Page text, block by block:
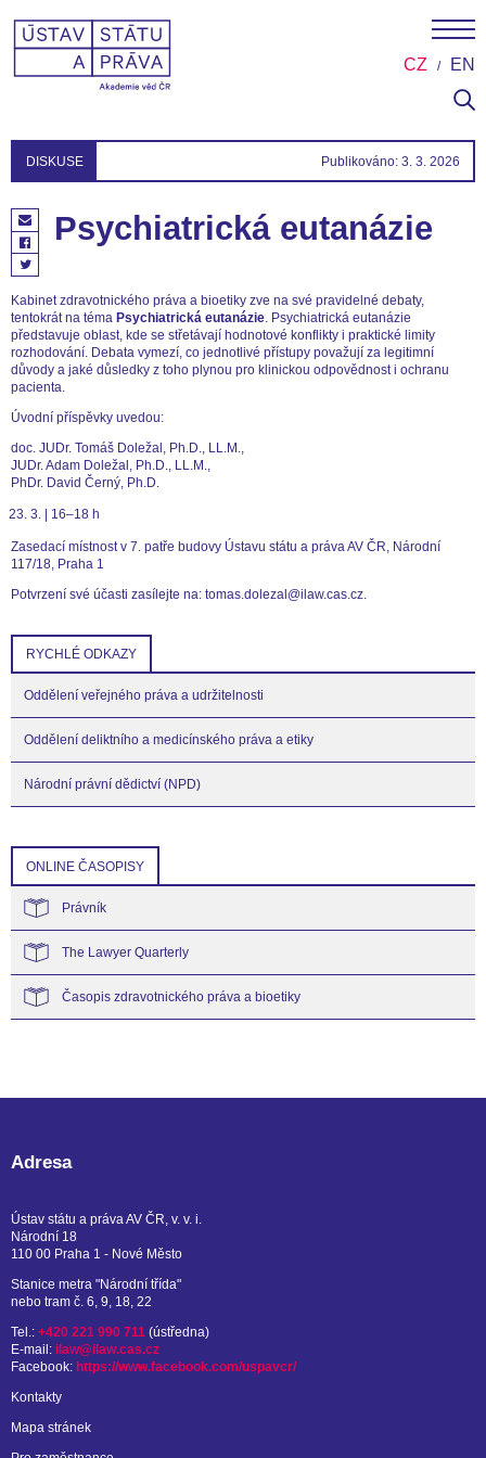
CZ EN
DISKUSE Publikováno: 3. 3. 2026
Psychiatrická eutanázie
Kabinet zdravotnického práva a bioetiky zve na své pravidelné debaty,
tentokrát na téma Psychiatrická eutanázie . Psychiatrická eutanázie
představuje oblast, kde se střetávají hodnotové konflikty i praktické limity
rozhodování. Debata vymezí, co jednotlivé přístupy považují za legitimní
důvody a jaké důsledky z toho plynou pro klinickou odpovědnost i ochranu
pacienta.
Úvodní příspěvky uvedou:
doc. JUDr. Tomáš Doležal, Ph.D., LL.M.,
JUDr. Adam Doležal, Ph.D., LL.M.,
PhDr. David Černý, Ph.D.
3. | 16–18 h
Zasedací místnost v 7. patře budovy Ústavu státu a práva AV ČR, Národní
117/18, Praha 1
Potvrzení své účasti zasílejte na: tomas.dolezal@ilaw.cas.cz.
RYCHLÉ ODKAZY
Oddělení veřejného práva a udržitelnosti
Oddělení deliktního a medicínského práva a etiky
Národní právní dědictví (NPD)
ONLINE ČASOPISY
Právník
The Lawyer Quarterly
Časopis zdravotnického práva a bioetiky
Adresa
Ústav státu a práva AV ČR, v. v. i.
Národní 18
110 00 Praha 1 - Nové Město
Stanice metra "Národní třída"
nebo tram č. 6, 9, 18, 22
Tel.: +420 221 990 711 (ústředna)
E-mail: ilaw@ilaw.cas.cz
Facebook: https://www.facebook.com/uspavcr/
Kontakty
Mapa stránek